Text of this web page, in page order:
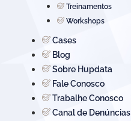
Treinamentos
Workshops
Cases
Blog
Sobre Hupdata
Fale Conosco
Trabalhe Conosco
Canal de Denúncias